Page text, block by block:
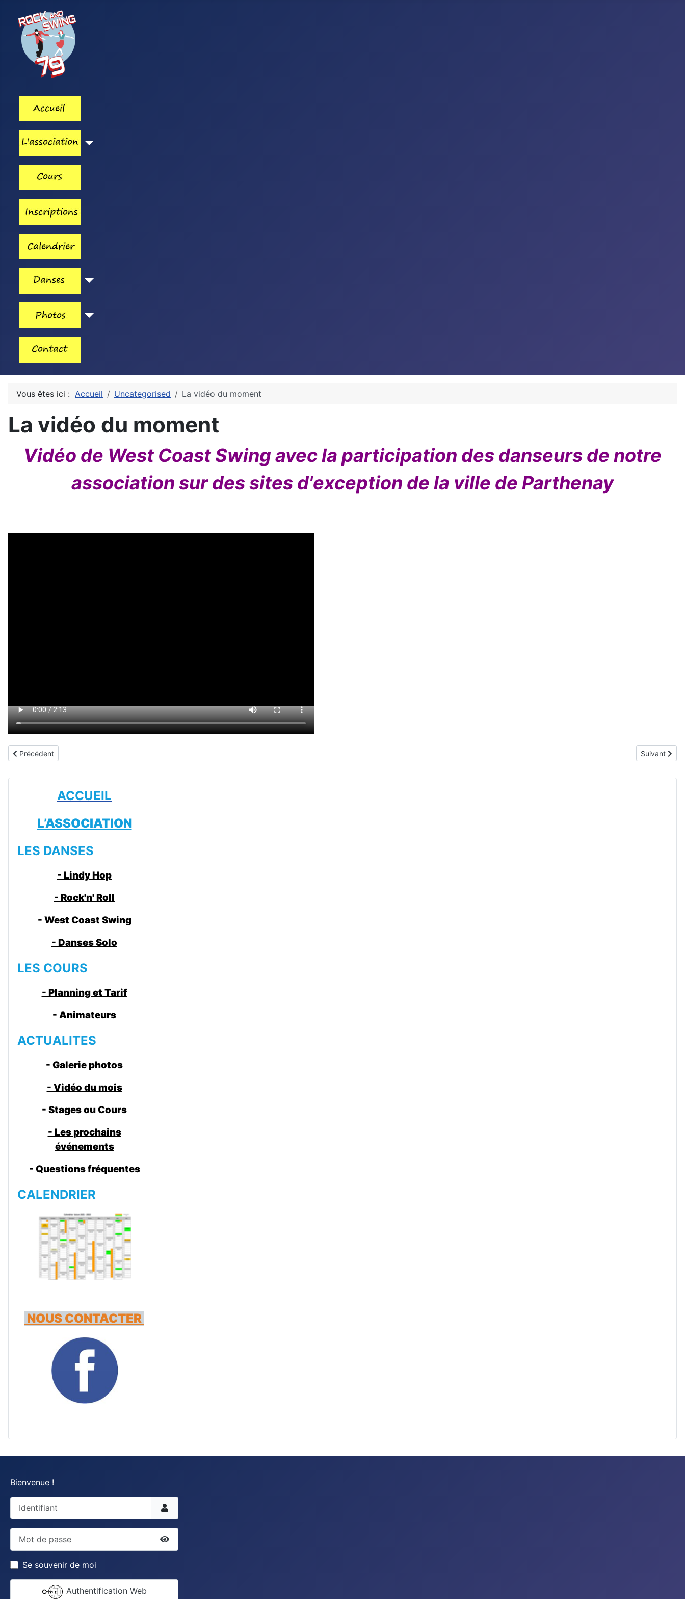
ACCUEIL
L’ASSOCIATION
LES DANSES
- Lindy Hop
- Rock'n' Roll
- West Coast Swing
- Danses Solo
LES COURS
- Planning et Tarif
- Animateurs
ACTUALITES
- Galerie photos
- Vidéo du mois
- Stages ou Cours
- Les prochains
événements
- Questions fréquentes
CALENDRIER
NOUS CONTACTER
Vous êtes ici : Accueil Uncategorised La vidéo du moment
La vidéo du moment
Vidéo de West Coast Swing avec la participation des danseurs de notre
association sur des sites d'exception de la ville de Parthenay
Article précédent : Les cours hebdo 2025 2026
Précédent Article
Suivant
Bienvenue !
Identifiant
Mot de passe
Afficher le mot de passe
Se souvenir de moi
Authentification Web